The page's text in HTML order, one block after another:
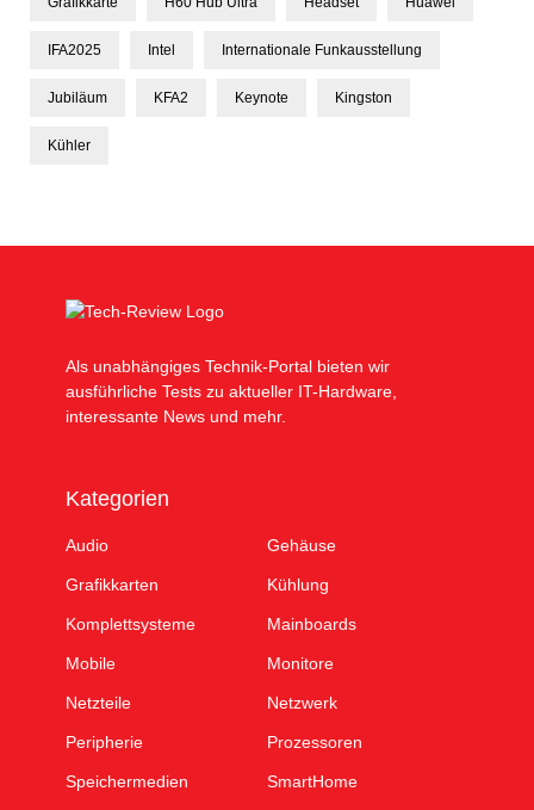
IFA2025 Intel Internationale Funkausstellung
Jubiläum KFA2 Keynote Kingston
Kühler
Als unabhängiges Technik-Portal bieten wir
ausführliche Tests zu aktueller IT-Hardware,
interessante News und mehr.
Kategorien
Audio Gehäuse
Grafikkarten Kühlung
Komplettsysteme Mainboards
Mobile Monitore
Netzteile Netzwerk
Peripherie Prozessoren
Speichermedien SmartHome